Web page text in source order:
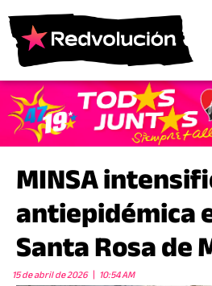
MINSA
antiepidémica
Santa Rosa de
15 de abril de 2026 10:54 AM